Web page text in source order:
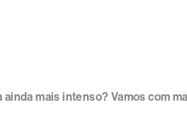
mais intenso? Vamos com